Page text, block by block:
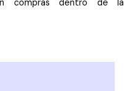
compras dentro de la